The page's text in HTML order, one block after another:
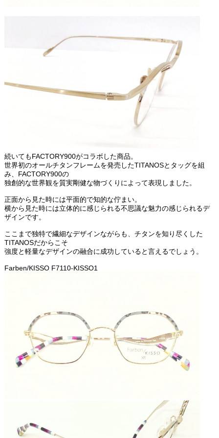
続いてもFACTORY900がコラボした商品。
世界初のオールチタンフレームを発売したTITANOSとタッグを組
み、FACTORY900の
独創的な世界観を質実剛健な物づくりによって表現しました。
正面から見た時には平面的で知的な佇まい。
横から見た時には立体的に感じられる不思議な魅力の感じられるデ
ザインです。
ここまで独特で繊細なデザインながらも、チタンを知り尽くした
TITANOSだからこそ
強度と軽量なデザインの融合に成功していると言えるでしょう。
Farben/KISSO F7110-KISSO1